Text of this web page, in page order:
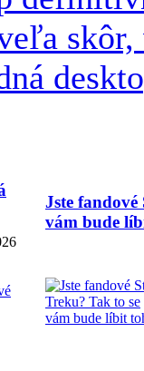
Jste
vám bude